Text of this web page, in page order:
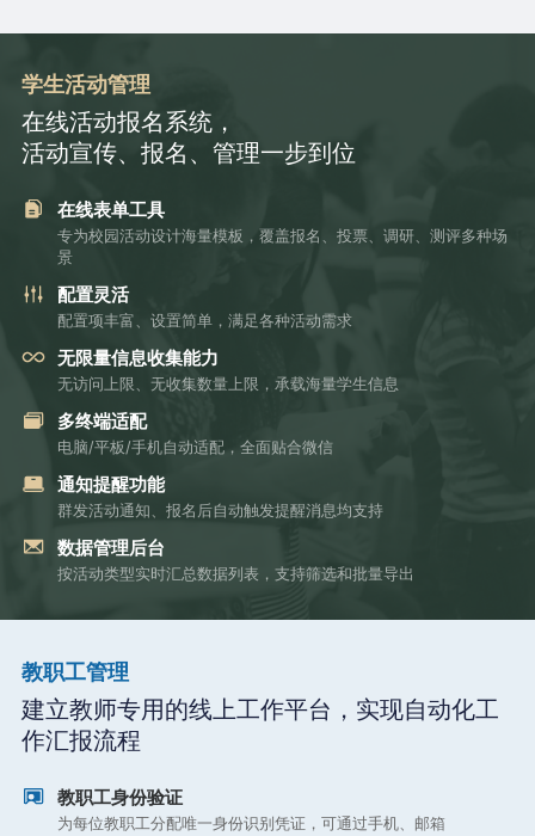
学生活动管理
在线活动报名系统，
活动宣传、报名、管理一步到位
在线表单工具
专为校园活动设计海量模板，覆盖报名、投票、调研、测评多种场
景
配置灵活
配置项丰富、设置简单，满足各种活动需求
无限量信息收集能力
无访问上限、无收集数量上限，承载海量学生信息
多终端适配
电脑/平板/手机自动适配，全面贴合微信
通知提醒功能
群发活动通知、报名后自动触发提醒消息均支持
数据管理后台
按活动类型实时汇总数据列表，支持筛选和批量导出
教职工管理
建立教师专用的线上工作平台，实现自动化工
作汇报流程
教职工身份验证
为每位教职工分配唯一身份识别凭证，可通过手机、邮箱